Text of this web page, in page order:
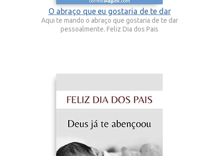
O abraço que eu gostaria de te dar
Aqui te mando o abraço que gostaria de te dar
pessoalmente. Feliz Dia dos Pais